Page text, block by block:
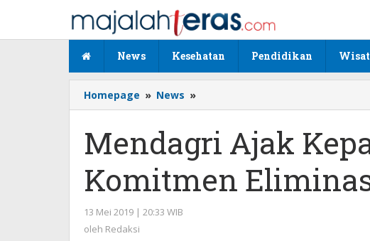
konten
News Kesehatan Pendidikan
Homepage » News »
Ajak
Daerah
Komitmen
Malaria
Mendagri Ajak
Komitmen
13 Mei 2019 | 20:33 WIB
oleh Redaksi